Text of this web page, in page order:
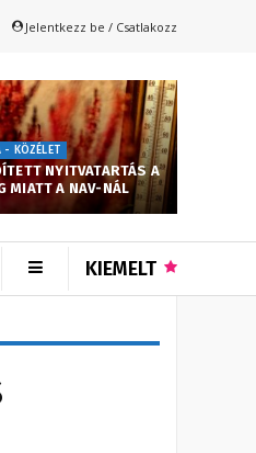
Jelentkezz be / Csatlakozz
- KÖZÉLET
NYITVATARTÁS A
MIATT A NAV-NÁL
KIEMELT